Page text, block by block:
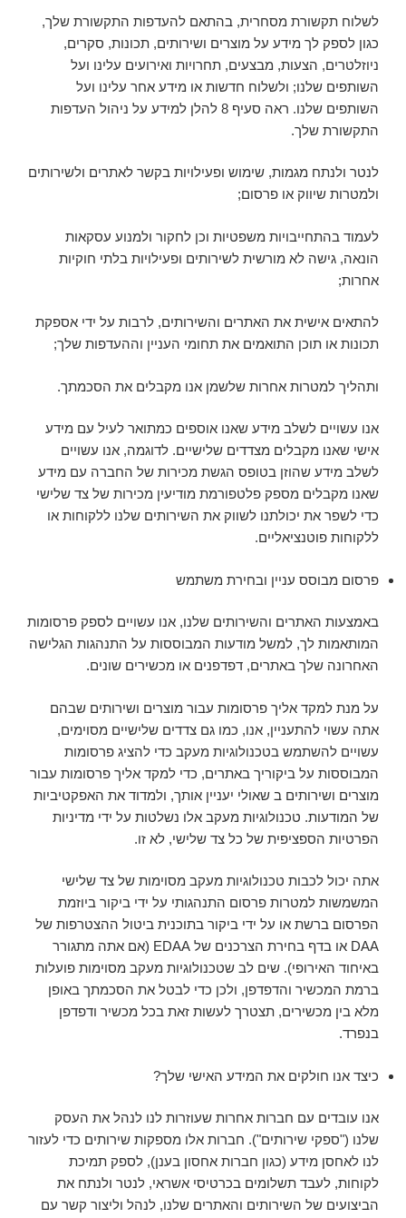
לשלוח תקשורת מסחרית, בהתאם להעדפות התקשורת שלך,
כגון לספק לך מידע על מוצרים ושירותים, תכונות, סקרים,
ניוזלטרים, הצעות, מבצעים, תחרויות ואירועים עלינו ועל
השותפים שלנו; ולשלוח חדשות או מידע אחר עלינו ועל
השותפים שלנו. ראה סעיף 8 להלן למידע על ניהול העדפות
התקשורת שלך.
לנטר ולנתח מגמות, שימוש ופעילויות בקשר לאתרים ולשירותים
ולמטרות שיווק או פרסום;
לעמוד בהתחייבויות משפטיות וכן לחקור ולמנוע עסקאות
הונאה, גישה לא מורשית לשירותים ופעילויות בלתי חוקיות
אחרות;
להתאים אישית את האתרים והשירותים, לרבות על ידי אספקת
תכונות או תוכן התואמים את תחומי העניין וההעדפות שלך;
ותהליך למטרות אחרות שלשמן אנו מקבלים את הסכמתך.
אנו עשויים לשלב מידע שאנו אוספים כמתואר לעיל עם מידע
אישי שאנו מקבלים מצדדים שלישיים. לדוגמה, אנו עשויים
לשלב מידע שהוזן בטופס הגשת מכירות של החברה עם מידע
שאנו מקבלים מספק פלטפורמת מודיעין מכירות של צד שלישי
כדי לשפר את יכולתנו לשווק את השירותים שלנו ללקוחות או
ללקוחות פוטנציאליים.
פרסום מבוסס עניין ובחירת משתמש
באמצעות האתרים והשירותים שלנו, אנו עשויים לספק פרסומות
המותאמות לך, למשל מודעות המבוססות על התנהגות הגלישה
האחרונה שלך באתרים, דפדפנים או מכשירים שונים.
על מנת למקד אליך פרסומות עבור מוצרים ושירותים שבהם
אתה עשוי להתעניין, אנו, כמו גם צדדים שלישיים מסוימים,
עשויים להשתמש בטכנולוגיות מעקב כדי להציג פרסומות
המבוססות על ביקוריך באתרים, כדי למקד אליך פרסומות עבור
מוצרים ושירותים ב שאולי יעניין אותך, ולמדוד את האפקטיביות
של המודעות. טכנולוגיות מעקב אלו נשלטות על ידי מדיניות
הפרטיות הספציפית של כל צד שלישי, לא זו.
אתה יכול לכבות טכנולוגיות מעקב מסוימות של צד שלישי
המשמשות למטרות פרסום התנהגותי על ידי ביקור ביוזמת
הפרסום ברשת או על ידי ביקור בתוכנית ביטול ההצטרפות של
DAA או בדף בחירת הצרכנים של EDAA (אם אתה מתגורר
באיחוד האירופי). שים לב שטכנולוגיות מעקב מסוימות פועלות
ברמת המכשיר והדפדפן, ולכן כדי לבטל את הסכמתך באופן
מלא בין מכשירים, תצטרך לעשות זאת בכל מכשיר ודפדפן
בנפרד.
כיצד אנו חולקים את המידע האישי שלך?
אנו עובדים עם חברות אחרות שעוזרות לנו לנהל את העסק
שלנו ("ספקי שירותים"). חברות אלו מספקות שירותים כדי לעזור
לנו לאחסן מידע (כגון חברות אחסון בענן), לספק תמיכת
לקוחות, לעבד תשלומים בכרטיסי אשראי, לנטר ולנתח את
הביצועים של השירותים והאתרים שלנו, לנהל וליצור קשר עם